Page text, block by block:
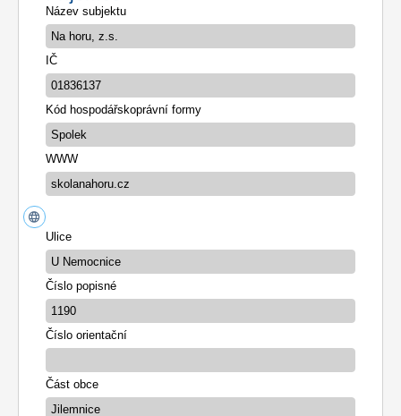
Název subjektu
IČ
Kód hospodářskoprávní formy
WWW
Ulice
Číslo popisné
Číslo orientační
Část obce